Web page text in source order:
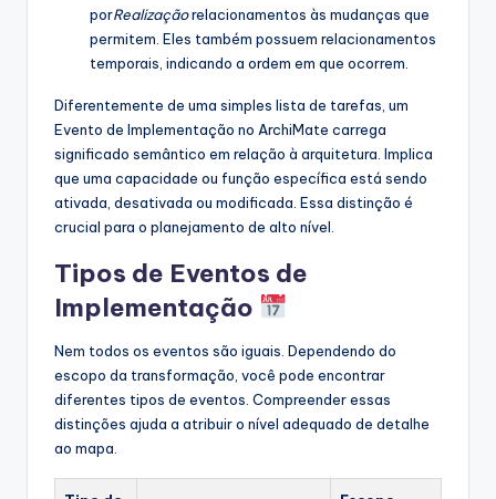
porRealizaçãorelacionamentos às mudanças que
permitem. Eles também possuem relacionamentos
temporais, indicando a ordem em que ocorrem.
Diferentemente de uma simples lista de tarefas, um
Evento de Implementação no ArchiMate carrega
significado semântico em relação à arquitetura. Implica
que uma capacidade ou função específica está sendo
ativada, desativada ou modificada. Essa distinção é
crucial para o planejamento de alto nível.
Tipos de Eventos de
Implementação
Nem todos os eventos são iguais. Dependendo do
escopo da transformação, você pode encontrar
diferentes tipos de eventos. Compreender essas
distinções ajuda a atribuir o nível adequado de detalhe
ao mapa.